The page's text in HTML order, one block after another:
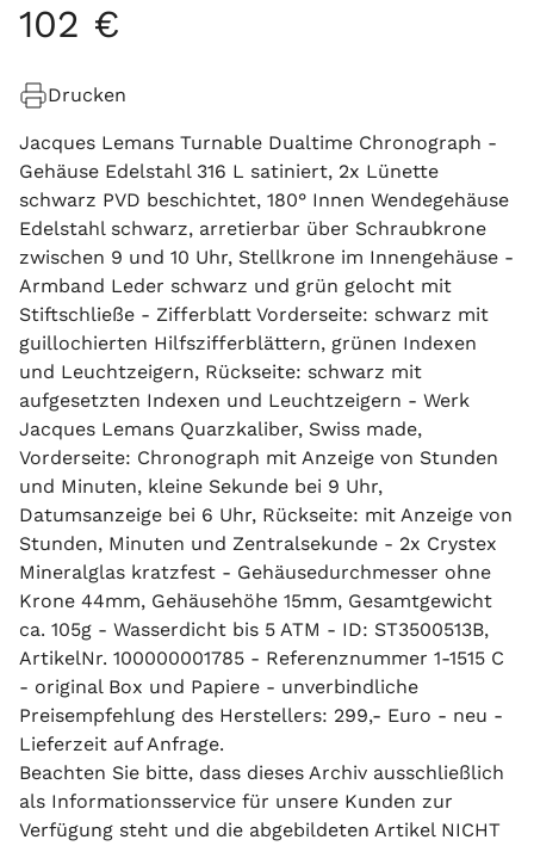
102 €
Drucken
Jacques Lemans Turnable Dualtime Chronograph -
Gehäuse Edelstahl 316 L satiniert, 2x Lünette
schwarz PVD beschichtet, 180° Innen Wendegehäuse
Edelstahl schwarz, arretierbar über Schraubkrone
zwischen 9 und 10 Uhr, Stellkrone im Innengehäuse -
Armband Leder schwarz und grün gelocht mit
Stiftschließe - Zifferblatt Vorderseite: schwarz mit
guillochierten Hilfszifferblättern, grünen Indexen
und Leuchtzeigern, Rückseite: schwarz mit
aufgesetzten Indexen und Leuchtzeigern - Werk
Jacques Lemans Quarzkaliber, Swiss made,
Vorderseite: Chronograph mit Anzeige von Stunden
und Minuten, kleine Sekunde bei 9 Uhr,
Datumsanzeige bei 6 Uhr, Rückseite: mit Anzeige von
Stunden, Minuten und Zentralsekunde - 2x Crystex
Mineralglas kratzfest - Gehäusedurchmesser ohne
Krone 44mm, Gehäusehöhe 15mm, Gesamtgewicht
ca. 105g - Wasserdicht bis 5 ATM - ID: ST3500513B,
ArtikelNr. 100000001785 - Referenznummer 1-1515 C
- original Box und Papiere - unverbindliche
Preisempfehlung des Herstellers: 299,- Euro - neu -
Lieferzeit auf Anfrage.
Beachten Sie bitte, dass dieses Archiv ausschließlich
als Informationsservice für unsere Kunden zur
Verfügung steht und die abgebildeten Artikel NICHT